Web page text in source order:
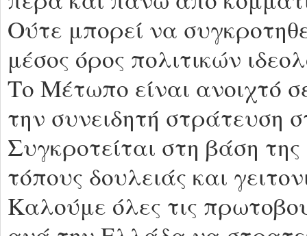
Ούτε μπορεί να
μέσος όρος πολιτικών
Το Μέτωπο είναι ανοιχτό
την συνειδητή στράτευση
Συγκροτείται στη βάση
τόπους δουλειάς και
Καλούμε όλες τις